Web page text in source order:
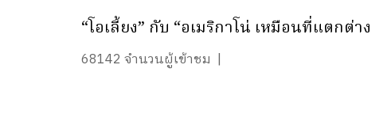
“โอเลี้ยง” กับ “อเมริกาโน่ เหมือนที่แตกต่าง
68142 จำนวนผู้เข้าชม |